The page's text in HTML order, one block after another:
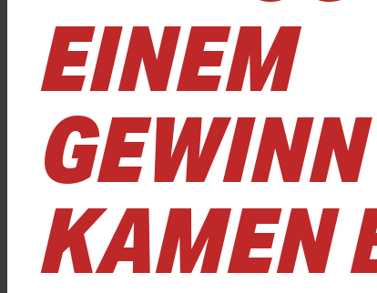
EINEM
KAMEN